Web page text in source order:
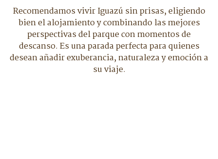
Recomendamos vivir Iguazú sin prisas, eligiendo
bien el alojamiento y combinando las mejores
perspectivas del parque con momentos de
descanso. Es una parada perfecta para quienes
desean añadir exuberancia, naturaleza y emoción a
su viaje.